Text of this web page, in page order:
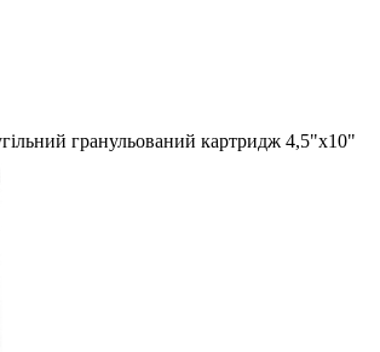
гранульований картридж 4,5"х10"